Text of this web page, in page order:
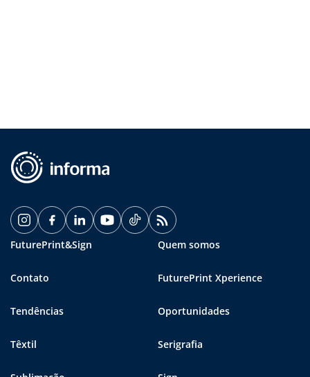
FuturePrint&Sign Quem somos
Contato FuturePrint Xperience
Tendências Oportunidades
Têxtil Serigrafia